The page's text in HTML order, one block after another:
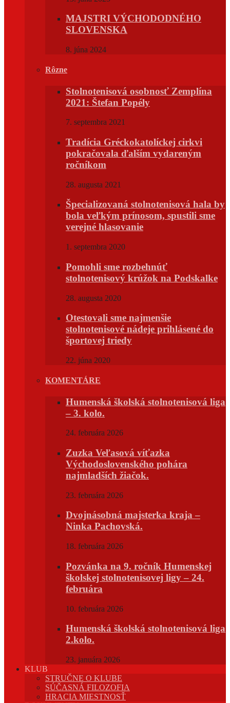
MAJSTRI VÝCHODODNÉHO
SLOVENSKA
8. júna 2024
Rôzne
Stolnotenisová osobnosť Zemplína
2021: Štefan Popély
7. septembra 2021
Tradícia Gréckokatolíckej cirkvi
pokračovala ďalším vydareným
ročníkom
28. augusta 2021
Špecializovaná stolnotenisová hala by
bola veľkým prínosom, spustili sme
verejné hlasovanie
1. septembra 2020
Pomohli sme rozbehnúť
stolnotenisový krúžok na Podskalke
28. augusta 2020
Otestovali sme najmenšie
stolnotenisové nádeje prihlásené do
športovej triedy
22. júna 2020
KOMENTÁRE
Humenská školská stolnotenisová liga
– 3. kolo.
24. februára 2026
Zuzka Veľasová víťazka
Východoslovenského pohára
najmladších žiačok.
23. februára 2026
Dvojnásobná majsterka kraja –
Ninka Pachovská.
18. februára 2026
Pozvánka na 9. ročník Humenskej
školskej stolnotenisovej ligy – 24.
februára
10. februára 2026
Humenská školská stolnotenisová liga
2.kolo.
23. januára 2026
KLUB
STRUČNE O KLUBE
SÚČASNÁ FILOZOFIA
HRACIA MIESTNOSŤ